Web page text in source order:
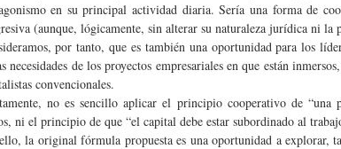
en su principal actividad diaria. Sería una forma de
(aunque, lógicamente, sin alterar su naturaleza jurídica ni la
por tanto, que es también una oportunidad para los
necesidades de los proyectos empresariales en que están
convencionales.
no es sencillo aplicar el principio cooperativo de “una
ni el principio de que “el capital debe estar subordinado al
la original fórmula propuesta es una oportunidad a explorar,